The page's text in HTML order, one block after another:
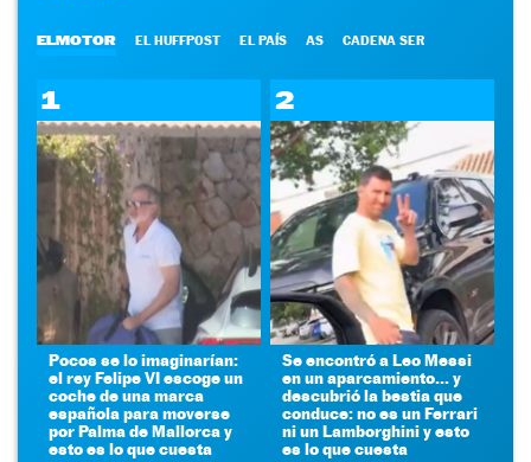
ELMOTOR EL HUFFPOST EL PAÍS AS CADENA SER
1
Pocos se lo imaginarían:
el rey Felipe VI escoge un
coche de una marca
española para moverse
por Palma de Mallorca y
esto es lo que cuesta
2
Se encontró a Leo Messi
en un aparcamiento... y
descubrió la bestia que
conduce: no es un Ferrari
ni un Lamborghini y esto
es lo que cuesta